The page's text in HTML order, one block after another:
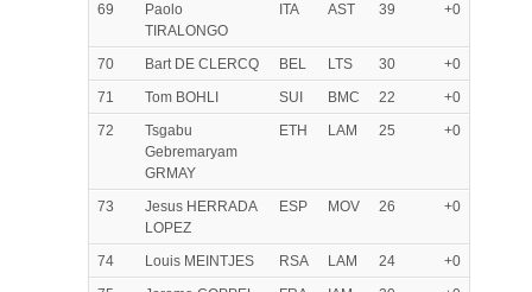
69
Paolo
TIRALONGO
ITA AST 39 +0
70 Bart DE CLERCQ BEL LTS 30
+0
71
Tom BOHLI SUI BMC 22
+0
72
Tsgabu
Gebremaryam
GRMAY
ETH LAM 25 +0
73
Jesus HERRADA
LOPEZ
ESP MOV 26 +0
74 Louis MEINTJES RSA LAM 24
+0